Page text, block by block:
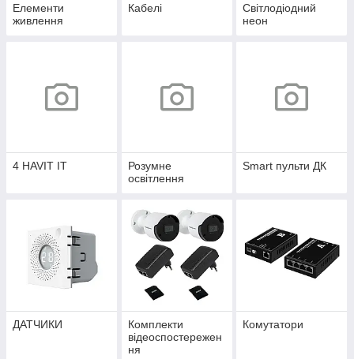
Елементи
живлення
Кабелі
Світлодіодний
неон
4 HAVIT IT
Розумне
освітлення
Smart пульти ДК
ДАТЧИКИ
Комплекти
відеоспостережен
ня
Комутатори